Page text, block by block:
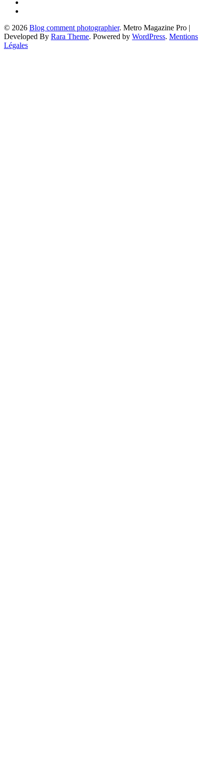
© 2026 Blog comment photographier. Metro Magazine Pro |
Developed By Rara Theme. Powered by WordPress. Mentions
Légales